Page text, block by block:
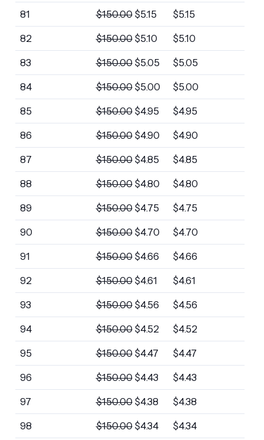
81 $150.00 $5.15 $5.15
82 $150.00 $5.10 $5.10
83 $150.00 $5.05 $5.05
84 $150.00 $5.00 $5.00
85 $150.00 $4.95 $4.95
86 $150.00 $4.90 $4.90
87 $150.00 $4.85 $4.85
88 $150.00 $4.80 $4.80
89 $150.00 $4.75 $4.75
90 $150.00 $4.70 $4.70
91 $150.00 $4.66 $4.66
92 $150.00 $4.61 $4.61
93 $150.00 $4.56 $4.56
94 $150.00 $4.52 $4.52
95 $150.00 $4.47 $4.47
96 $150.00 $4.43 $4.43
97 $150.00 $4.38 $4.38
98 $150.00 $4.34 $4.34